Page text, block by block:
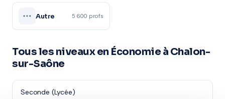
Autre 5 600 profs
Tous les niveaux en Économie à Chalon-
sur-Saône
Seconde (Lycée)